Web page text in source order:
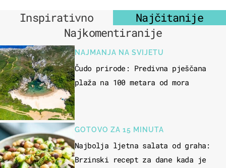
Inspirativno
Najčitanije
Najkomentiranije
NAJMANJA NA SVIJETU
Čudo prirode: Predivna pješčana
plaža na 100 metara od mora
GOTOVO ZA 15 MINUTA
Najbolja ljetna salata od graha:
Brzinski recept za dane kada je